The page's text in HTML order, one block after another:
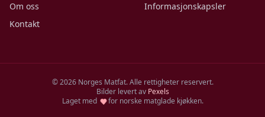
Om oss
Kontakt
Informasjonskapsler
©2026Norges Matfat. Alle rettigheter reservert.
Bilder levert av Pexels
Laget med
for norske matglade kjøkken.